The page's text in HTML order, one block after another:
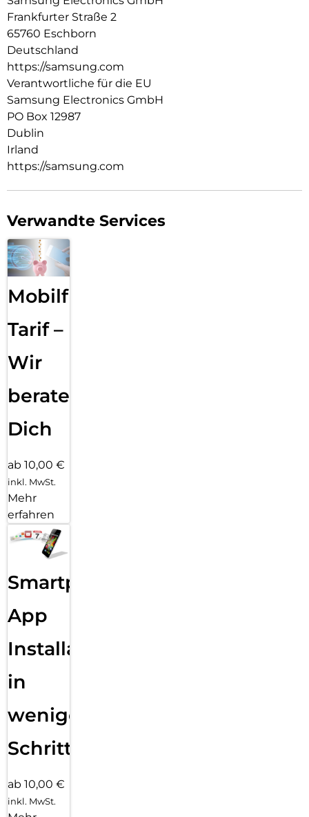
Frankfurter Straße 2
65760 Eschborn
Deutschland
https://samsung.com
Verantwortliche für die EU
Samsung Electronics GmbH
PO Box 12987
Dublin
Irland
https://samsung.com
Verwandte Services
Mobilfunk
Tarif –
Wir
beraten
Dich
ab 10,00 €
inkl. MwSt.
Mehr
erfahren
Smartphone
App
Installation
in
wenigen
Schritten
ab 10,00 €
inkl. MwSt.